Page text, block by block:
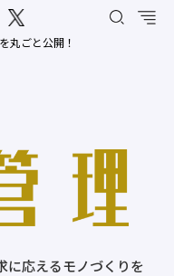
丸ごと公開！
に応えるモノづくりを